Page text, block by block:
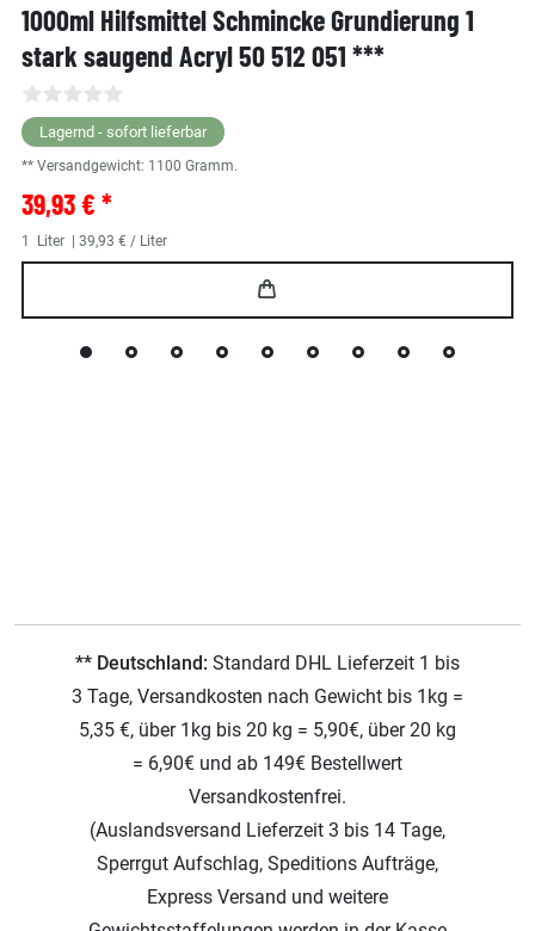
1000ml Hilfsmittel Schmincke Grundierung 1
stark saugend Acryl 50 512 051 ***
Lagernd - sofort lieferbar
** Versandgewicht: 1100 Gramm.
39,93 € *
1 Liter | 39,93 € / Liter
** Deutschland: Standard DHL Lieferzeit 1 bis
3 Tage, Versandkosten nach Gewicht bis 1kg =
5,35 €, über 1kg bis 20 kg = 5,90€, über 20 kg
= 6,90€ und ab 149€ Bestellwert
Versandkostenfrei.
(Auslandsversand Lieferzeit 3 bis 14 Tage,
Sperrgut Aufschlag, Speditions Aufträge,
Express Versand und weitere